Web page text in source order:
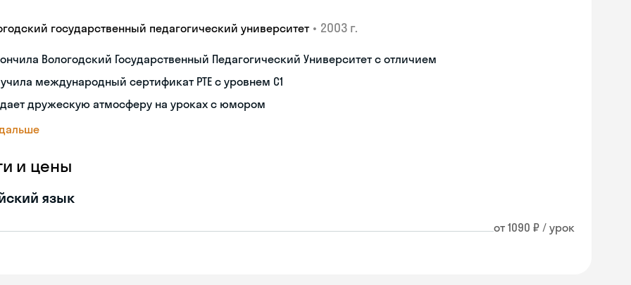
государственный педагогический университет • 2003 г.
Вологодский Государственный Педагогический Университет с отличием
международный сертификат PTE с уровнем C1
дружескую атмосферу на уроках с юмором
и цены
язык
от 1090 ₽ / урок